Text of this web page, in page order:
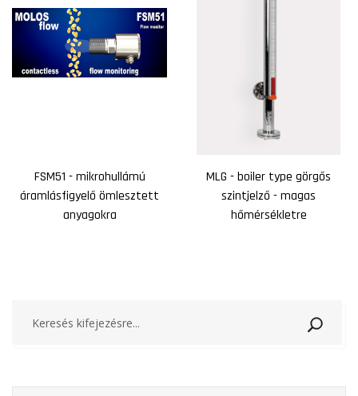
FSM51 - mikrohullámú
áramlásfigyelő ömlesztett
anyagokra
MLG - boiler type görgős
szintjelző - magas
hőmérsékletre